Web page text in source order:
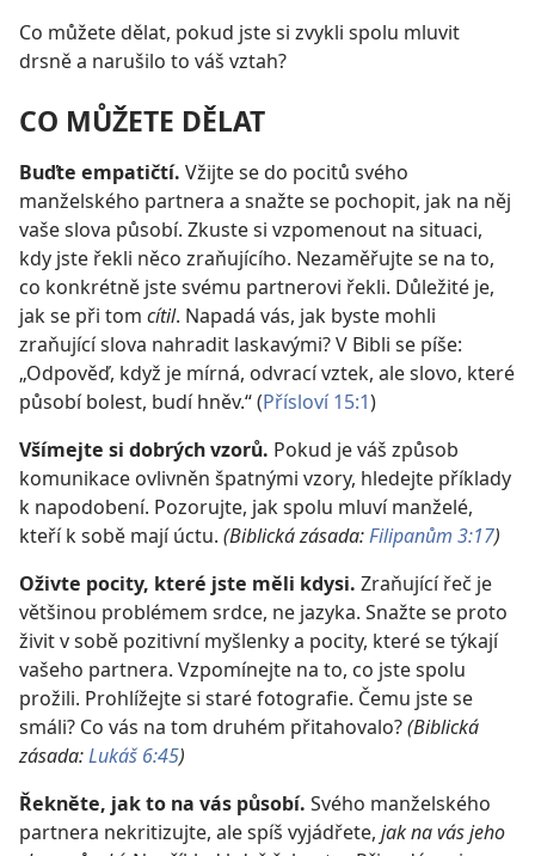
Co můžete dělat, pokud jste si zvykli spolu mluvit
drsně a narušilo to váš vztah?
CO MŮŽETE DĚLAT
Buďte empatičtí. Vžijte se do pocitů svého
manželského partnera a snažte se pochopit, jak na něj
vaše slova působí. Zkuste si vzpomenout na situaci,
kdy jste řekli něco zraňujícího. Nezaměřujte se na to,
co konkrétně jste svému partnerovi řekli. Důležité je,
jak se při tom cítil. Napadá vás, jak byste mohli
zraňující slova nahradit laskavými? V Bibli se píše:
„Odpověď, když je mírná, odvrací vztek, ale slovo, které
působí bolest, budí hněv.“ (Přísloví 15:1)
Všímejte si dobrých vzorů. Pokud je váš způsob
komunikace ovlivněn špatnými vzory, hledejte příklady
k napodobení. Pozorujte, jak spolu mluví manželé,
kteří k sobě mají úctu. (Biblická zásada:Filipanům 3:17)
Oživte pocity, které jste měli kdysi. Zraňující řeč je
většinou problémem srdce, ne jazyka. Snažte se proto
živit v sobě pozitivní myšlenky a pocity, které se týkají
vašeho partnera. Vzpomínejte na to, co jste spolu
prožili. Prohlížejte si staré fotografie. Čemu jste se
smáli? Co vás na tom druhém přitahovalo?(Biblická
zásada:Lukáš 6:45)
Řekněte, jak to na vás působí. Svého manželského
partnera nekritizujte, ale spíš vyjádřete, jak na vás jeho